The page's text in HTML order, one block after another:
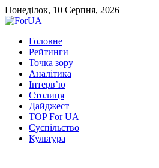
Понеділок, 10 Серпня, 2026
Головне
Рейтинги
Точка зору
Аналітика
Інтерв’ю
Столиця
Дайджест
TOP For UA
Суспiльство
Культура